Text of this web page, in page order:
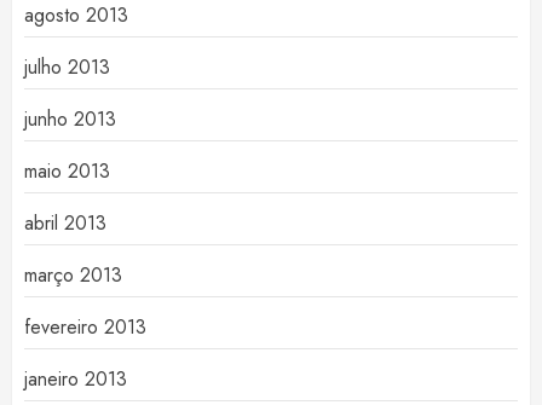
agosto 2013
julho 2013
junho 2013
maio 2013
abril 2013
março 2013
fevereiro 2013
janeiro 2013